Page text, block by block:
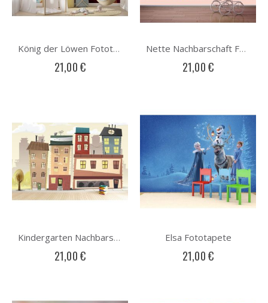
König der Löwen Fototapete
21,00 €
Nette Nachbarschaft Fototapete
21,00 €
Kindergarten Nachbarschaft Fototapete
21,00 €
Elsa Fototapete
21,00 €